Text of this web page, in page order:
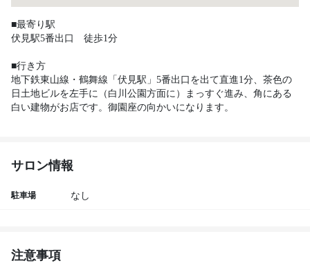
■最寄り駅
伏見駅5番出口　徒歩1分
■行き方
地下鉄東山線・鶴舞線「伏見駅」5番出口を出て直進1分、茶色の
日土地ビルを左手に（白川公園方面に）まっすぐ進み、角にある
白い建物がお店です。御園座の向かいになります。
サロン情報
駐車場 なし
注意事項